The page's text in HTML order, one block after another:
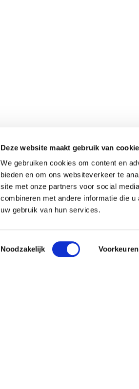
Deze website maakt gebruik van
We gebruiken cookies om content en
bieden en om ons websiteverkeer te
site met onze partners voor social
combineren met andere informatie die
uw gebruik van hun services.
Toestemmingsselectie
Noodzakelijk Voorkeuren